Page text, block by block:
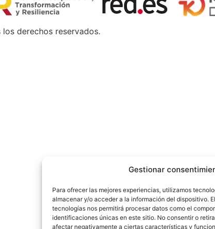
Gestionar
Para ofrecer las mejores experiencias, utilizamos
almacenar y/o acceder a la información del dispositivo.
tecnologías nos permitirá procesar datos como el
identificaciones únicas en este sitio. No consentir o
afectar negativamente a ciertas características y
derechos reservados.